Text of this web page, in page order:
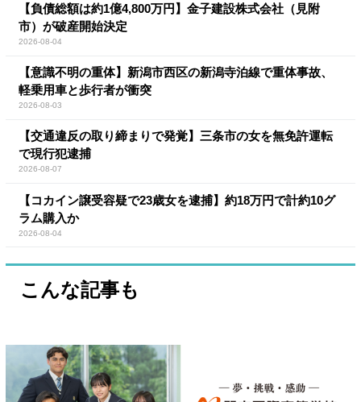
【負債総額は約1億4,800万円】金子建設株式会社（見附
市）が破産開始決定
2026-08-04
【意識不明の重体】新潟市西区の新潟寺泊線で重体事故、
軽乗用車と歩行者が衝突
2026-08-03
【交通違反の取り締まりで発覚】三条市の女を無免許運転
で現行犯逮捕
2026-08-07
【コカイン譲受容疑で23歳女を逮捕】約18万円で計約10グ
ラム購入か
2026-08-04
こんな記事も